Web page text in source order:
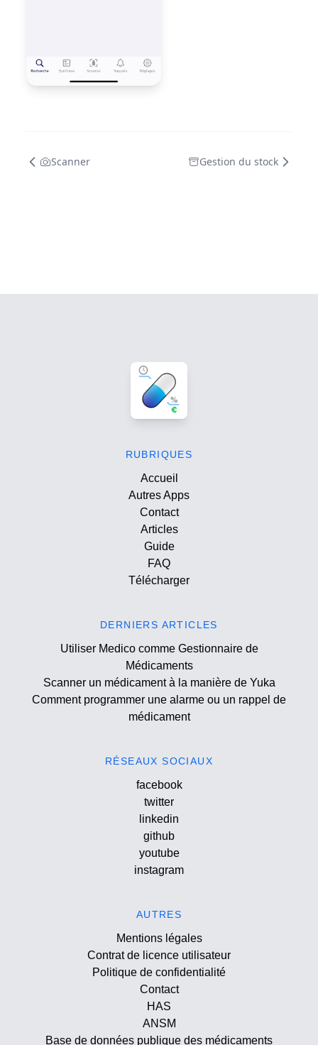
Scanner Gestion du stock
RUBRIQUES
Accueil
Autres Apps
Contact
Articles
Guide
FAQ
Télécharger
DERNIERS ARTICLES
Utiliser Medico comme Gestionnaire de
Médicaments
Scanner un médicament à la manière de Yuka
Comment programmer une alarme ou un rappel de
médicament
RÉSEAUX SOCIAUX
facebook
twitter
linkedin
github
youtube
instagram
AUTRES
Mentions légales
Contrat de licence utilisateur
Politique de confidentialité
Contact
HAS
ANSM
Base de données publique des médicaments